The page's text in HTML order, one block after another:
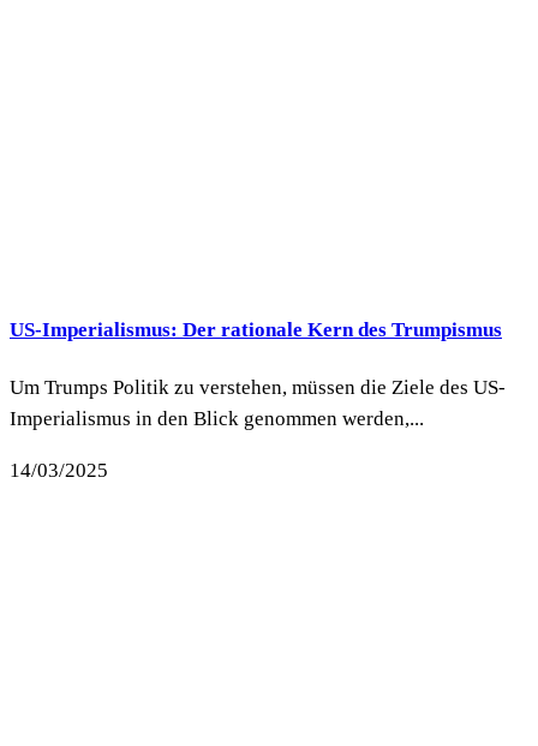
US-Imperialismus: Der rationale Kern des Trumpismus
Um Trumps Politik zu verstehen, müssen die Ziele des US-
Imperialismus in den Blick genommen werden,...
14/03/2025